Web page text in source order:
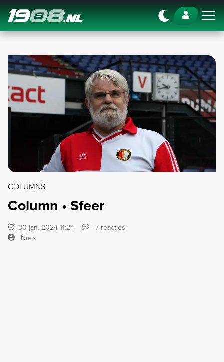
Navigation
COLUMNS
Column • Sfeer
30 jan. 2024 11:24
7 reacties
Niels